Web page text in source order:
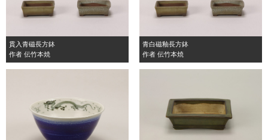
貫入青磁長方鉢
作者 伝竹本焼
青白磁釉長方鉢
作者 伝竹本焼